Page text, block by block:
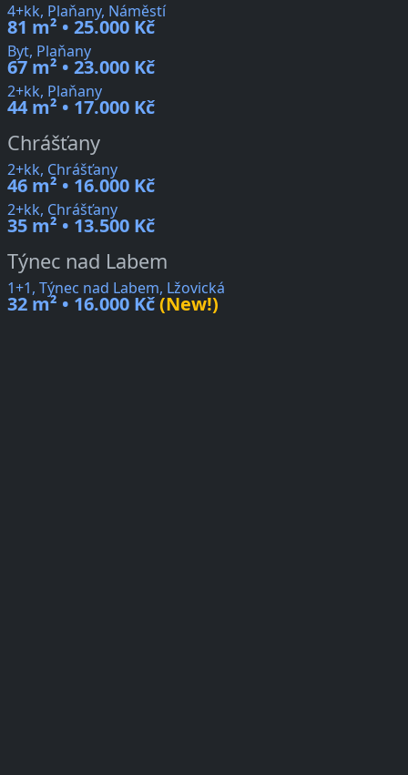
4+kk, Plaňany, Náměstí
81 m² • 25.000 Kč
Byt, Plaňany
67 m² • 23.000 Kč
2+kk, Plaňany
44 m² • 17.000 Kč
Chrášťany
2+kk, Chrášťany
46 m² • 16.000 Kč
2+kk, Chrášťany
35 m² • 13.500 Kč
Týnec nad Labem
1+1, Týnec nad Labem, Lžovická
32 m² • 16.000 Kč(New!)